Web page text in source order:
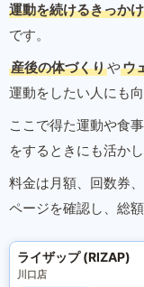
運動を続けるきっか
です。
産後の体づくりやウ
運動をしたい人にも向
ここで得た運動や食
をするときにも活かし
料金は月額、回数券
ページを確認し、総
ライザップ (RIZAP)
川口店